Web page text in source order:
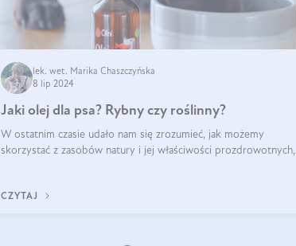
lek. wet. Marika Chaszczyńska
8 lip 2024
Jaki olej dla psa? Rybny czy roślinny?
W ostatnim czasie udało nam się zrozumieć, jak możemy
skorzystać z zasobów natury i jej właściwości prozdrowotnych,
CZYTAJ